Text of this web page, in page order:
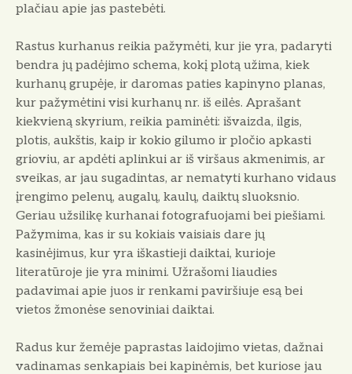
plačiau apie jas pastebėti.
Rastus kurhanus reikia pažymėti, kur jie yra, padaryti
bendra jų padėjimo schema, kokį plotą užima, kiek
kurhanų grupėje, ir daromas paties kapinyno planas,
kur pažymėtini visi kurhanų nr. iš eilės. Aprašant
kiekvieną skyrium, reikia paminėti: išvaizda, ilgis,
plotis, aukštis, kaip ir kokio gilumo ir pločio apkasti
grioviu, ar apdėti aplinkui ar iš viršaus akmenimis, ar
sveikas, ar jau sugadintas, ar nematyti kurhano vidaus
įrengimo pelenų, augalų, kaulų, daiktų sluoksnio.
Geriau užsilikę kurhanai fotografuojami bei piešiami.
Pažymima, kas ir su kokiais vaisiais dare jų
kasinėjimus, kur yra iškastieji daiktai, kurioje
literatūroje jie yra minimi. Užrašomi liaudies
padavimai apie juos ir renkami paviršiuje esą bei
vietos žmonėse senoviniai daiktai.
Radus kur žemėje paprastas laidojimo vietas, dažnai
vadinamas senkapiais bei kapinėmis, bet kuriose jau